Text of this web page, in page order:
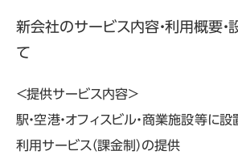
新会社のサービス内容・利用概要・
て
＜提供サービス内容＞
駅・空港・オフィスビル・商業施設等に
利用サービス（課金制）の提供